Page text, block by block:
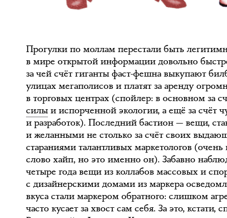
Прогулки по моллам перестали быть
в мире открытой информации довольно
за чей счёт гиганты фаст-фешна выкупают
улицах мегаполисов и платят за аренду
в торговых центрах (спойлер: в основном за
силы и испорченной экологии, а ещё за счёт
и разработок). Последний бастион — вещи,
и желанными не столько за счёт своих
стараниями талантливых маркетологов (очень
слово хайп, но это именно он). Забавно
четыре года вещи из коллабов массовых и
с дизайнерскими домами из маркера
вкуса стали маркером обратного: слишком
часто кусает за хвост сам себя. За это, кстати,